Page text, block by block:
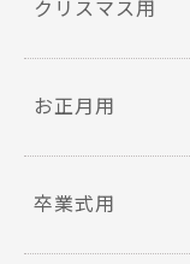
クリスマス用
お正月用
卒業式用